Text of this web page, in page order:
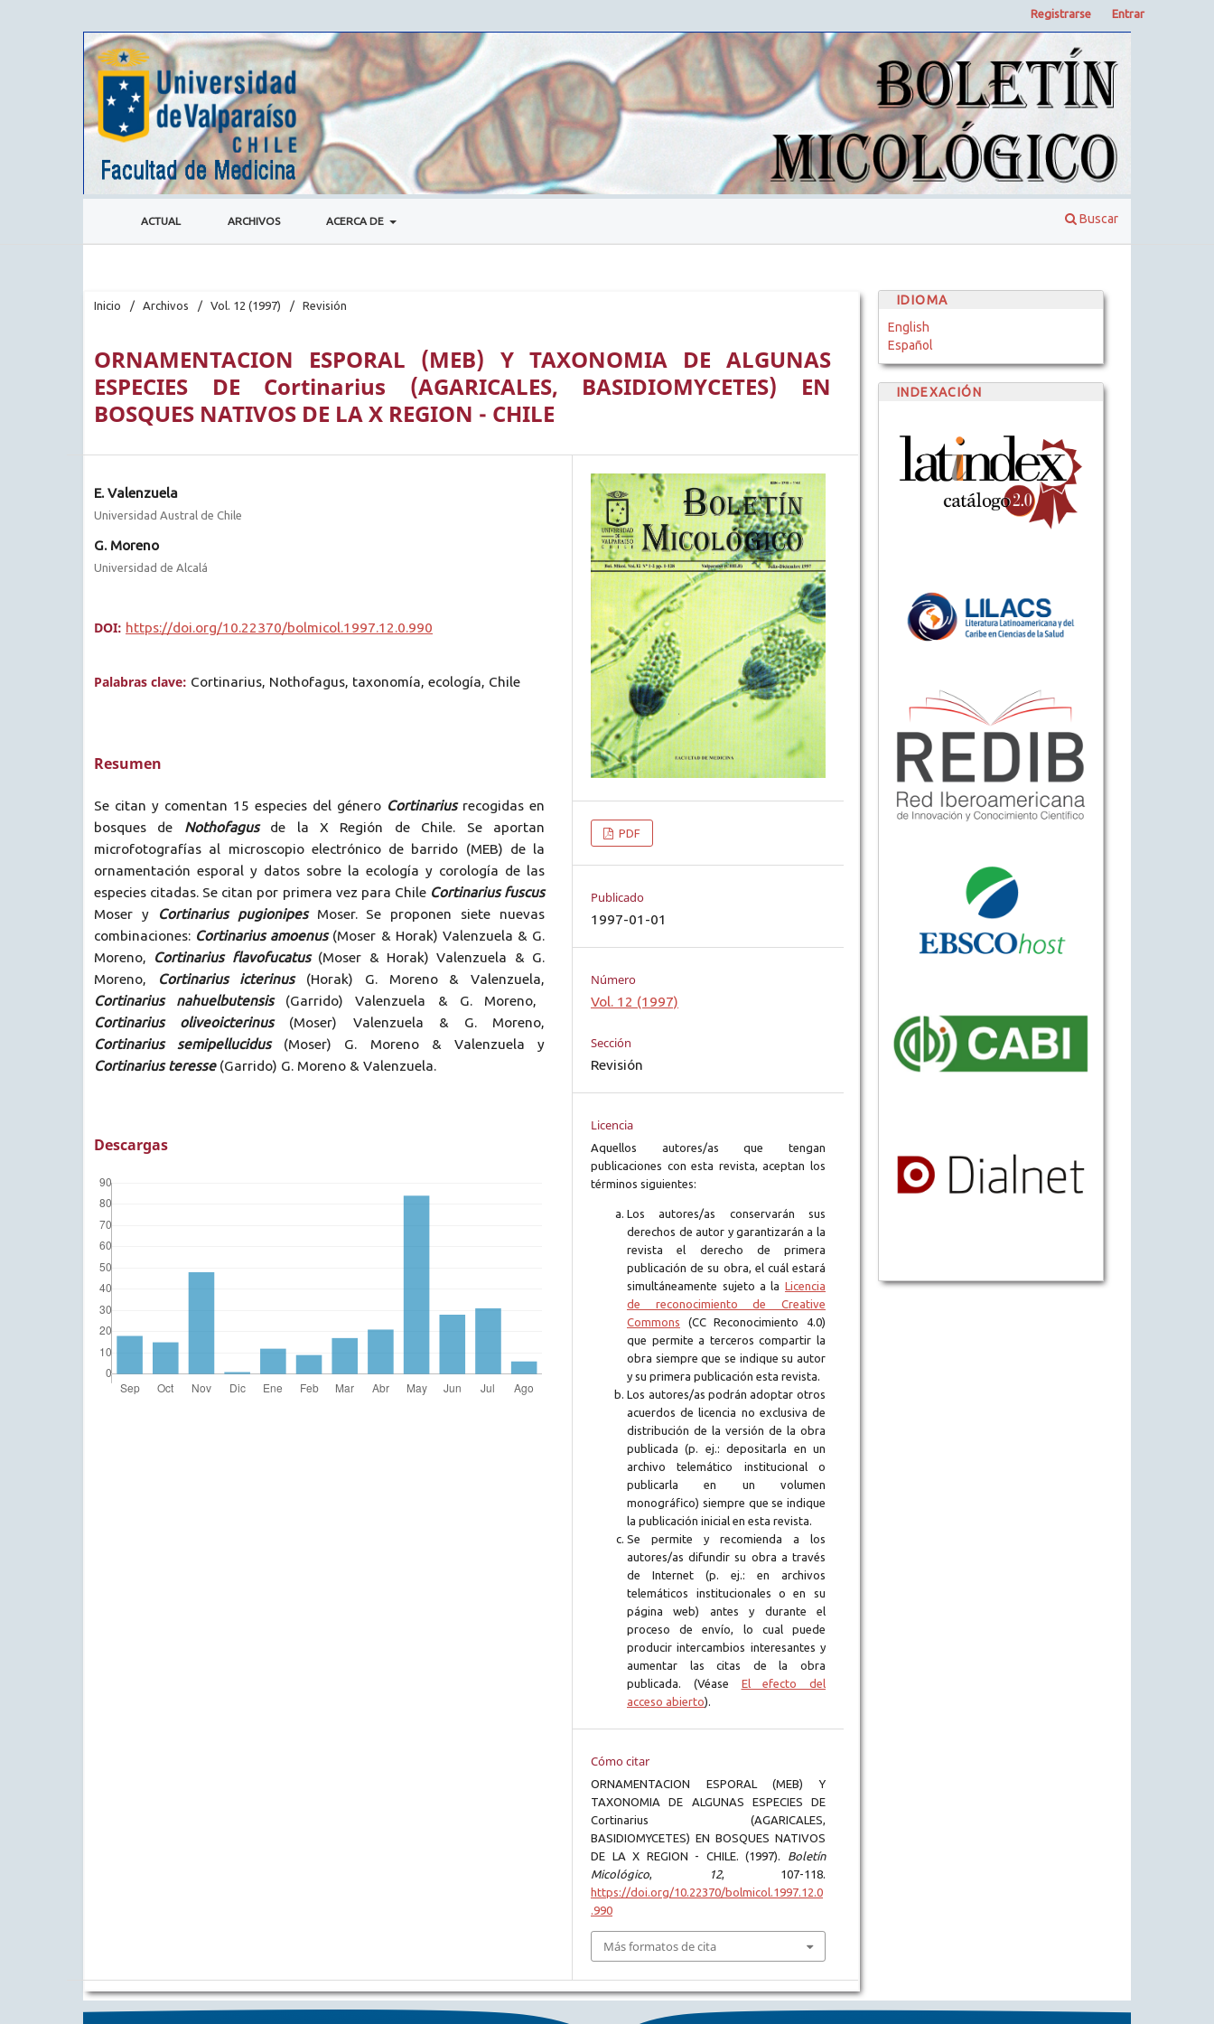
ACTUAL ARCHIVOS ACERCA DE Buscar
Registrarse Entrar
Inicio / Archivos / Vol. 12 (1997) / Revisión
ORNAMENTACION ESPORAL (MEB) Y TAXONOMIA DE ALGUNAS
ESPECIES DE Cortinarius (AGARICALES, BASIDIOMYCETES) EN
BOSQUES NATIVOS DE LA X REGION - CHILE
E. Valenzuela
Universidad Austral de Chile
G. Moreno
Universidad de Alcalá
DOI: https://doi.org/10.22370/bolmicol.1997.12.0.990
Palabras clave: Cortinarius, Nothofagus, taxonomía, ecología, Chile
Resumen
Se citan y comentan 15 especies del género Cortinariusrecogidas en
bosques de Nothofagusde la X Región de Chile. Se aportan
microfotografías al microscopio electrónico de barrido (MEB) de la
ornamentación esporal y datos sobre la ecología y corología de las
especies citadas. Se citan por primera vez para Chile Cortinarius fuscus
Moser y
Cortinarius pugionipesMoser. Se proponen siete nuevas
combinaciones: Cortinarius amoenus(Moser & Horak) Valenzuela & G.
Moreno, Cortinarius flavofucatus(Moser & Horak) Valenzuela & G.
Moreno,
Cortinarius icterinus(Horak) G. Moreno & Valenzuela,
Cortinarius nahuelbutensis(Garrido) Valenzuela & G. Moreno,
Cortinarius oliveoicterinus(Moser) Valenzuela & G. Moreno,
Cortinarius semipellucidus(Moser) G. Moreno & Valenzuela y
Cortinarius teresse(Garrido) G. Moreno & Valenzuela.
Descargas
PDF
Publicado
1997-01-01
Número
Vol. 12 (1997)
Sección
Revisión
Licencia
Aquellos autores/as que tengan
publicaciones con esta revista, aceptan los
términos siguientes:
Los autores/as conservarán sus
derechos de autor y garantizarán a la
revista el derecho de primera
publicación de su obra, el cuál estará
simultáneamente sujeto a la Licencia
de reconocimiento de Creative
Commons (CC Reconocimiento 4.0)
que permite a terceros compartir la
obra siempre que se indique su autor
y su primera publicación esta revista.
Los autores/as podrán adoptar otros
acuerdos de licencia no exclusiva de
distribución de la versión de la obra
publicada (p. ej.: depositarla en un
archivo telemático institucional o
publicarla en un volumen
monográfico) siempre que se indique
la publicación inicial en esta revista.
Se permite y recomienda a los
autores/as difundir su obra a través
de Internet (p. ej.: en archivos
telemáticos institucionales o en su
página web) antes y durante el
proceso de envío, lo cual puede
producir intercambios interesantes y
aumentar las citas de la obra
publicada. (Véase El efecto del
acceso abierto).
Cómo citar
ORNAMENTACION ESPORAL (MEB) Y
TAXONOMIA DE ALGUNAS ESPECIES DE
Cortinarius (AGARICALES,
BASIDIOMYCETES) EN BOSQUES NATIVOS
DE LA X REGION - CHILE. (1997). Boletín
Micológico, 12, 107-118.
https://doi.org/10.22370/bolmicol.1997.12.0
.990
Más formatos de cita
IDIOMA
English
Español
INDEXACIÓN